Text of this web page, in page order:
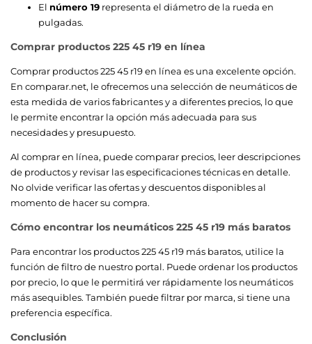
El número 19 representa el diámetro de la rueda en
pulgadas.
Comprar productos 225 45 r19 en línea
Comprar productos 225 45 r19 en línea es una excelente opción.
En comparar.net, le ofrecemos una selección de neumáticos de
esta medida de varios fabricantes y a diferentes precios, lo que
le permite encontrar la opción más adecuada para sus
necesidades y presupuesto.
Al comprar en línea, puede comparar precios, leer descripciones
de productos y revisar las especificaciones técnicas en detalle.
No olvide verificar las ofertas y descuentos disponibles al
momento de hacer su compra.
Cómo encontrar los neumáticos 225 45 r19 más baratos
Para encontrar los productos 225 45 r19 más baratos, utilice la
función de filtro de nuestro portal. Puede ordenar los productos
por precio, lo que le permitirá ver rápidamente los neumáticos
más asequibles. También puede filtrar por marca, si tiene una
preferencia específica.
Conclusión